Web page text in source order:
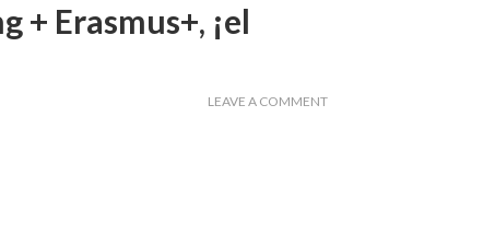
+ Erasmus+, ¡el
LEAVE A COMMENT